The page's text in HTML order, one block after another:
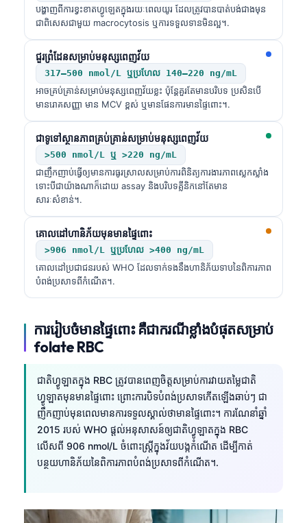
បង្ហាញពីការខ្វះខាតហ្វូឡេតក្នុងរយៈពេលយូរ ដែលត្រូវបានបាត់បង់ជាងមុន
ជាពិសេសជាមួយ macrocytosis ឬការទទួលទានមិនល្អ។.
ជួរព្រំដែនសម្រាប់មនុស្សពេញវ័យ
317–500 nmol/L ឬប្រហែល 140–220 ng/mL
អាចគ្រប់គ្រាន់សម្រាប់មនុស្សពេញវ័យខ្លះ ប៉ុន្តែគួរតែមានបរិបទ ប្រសិនបើ
មានរោគសញ្ញា មាន MCV ខ្ពស់ ឬមានផែនការមានផ្ទៃពោះ។.
ជាទូទៅស្ថានភាពគ្រប់គ្រាន់សម្រាប់មនុស្សពេញវ័យ
>500 nmol/L ឬ >220 ng/mL
ជាញឹកញាប់ធ្វើឲ្យមានការធូរស្រាលសម្រាប់ការពិនិត្យការងារភាពស្លេកស្លាំង
ទោះបីជាយ៉ាងណាក៏ដោយ assay និងបរិបទគ្លីនិកនៅតែមាន
សារៈសំខាន់។.
គោលដៅហានិភ័យមុនមានផ្ទៃពោះ
>906 nmol/L ឬប្រហែល >400 ng/mL
គោលដៅប្រជាជនរបស់ WHO ដែលទាក់ទងនឹងហានិភ័យទាបនៃពិការភាព
បំពង់ប្រសាទពីកំណើត។.
ការរៀបចំមានផ្ទៃពោះ គឺជាករណីខ្លាំងបំផុតសម្រាប់
folate RBC
ជាតិហ្វូឡាតក្នុង RBC ត្រូវបានពេញចិត្តសម្រាប់ការវាយតម្លៃជាតិ
ហ្វូឡាតមុនមានផ្ទៃពោះ ព្រោះការបិទបំពង់ប្រសាទកើតឡើងឆាប់ៗ ជា
ញឹកញាប់មុនពេលមានការទទួលស្គាល់ថាមានផ្ទៃពោះ។ ការណែនាំឆ្នាំ
2015 របស់ WHO ផ្តល់អនុសាសន៍ឲ្យជាតិហ្វូឡាតក្នុង RBC
លើសពី 906 nmol/L ចំពោះស្ត្រីក្នុងវ័យបង្កកំណើត ដើម្បីកាត់
បន្ថយហានិភ័យនៃពិការភាពបំពង់ប្រសាទពីកំណើត។.